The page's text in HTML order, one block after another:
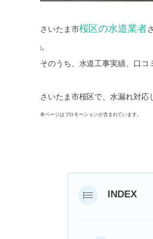
さいたま市桜区の水道業者
)。
そのうち、水道工事実績、口コ
さいたま市桜区で、水漏れ対応
本ページはプロモーションが含まれています。
INDEX